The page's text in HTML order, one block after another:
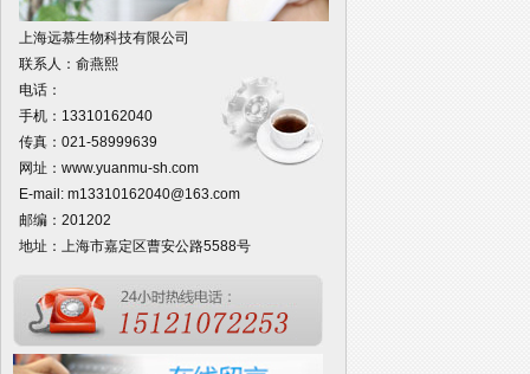
上海远慕生物科技有限公司
联系人：俞燕熙
电话：
手机：13310162040
传真：021-58999639
网址： www.yuanmu-sh.com
E-mail: m13310162040@163.com
邮编：201202
地址：上海市嘉定区曹安公路5588号